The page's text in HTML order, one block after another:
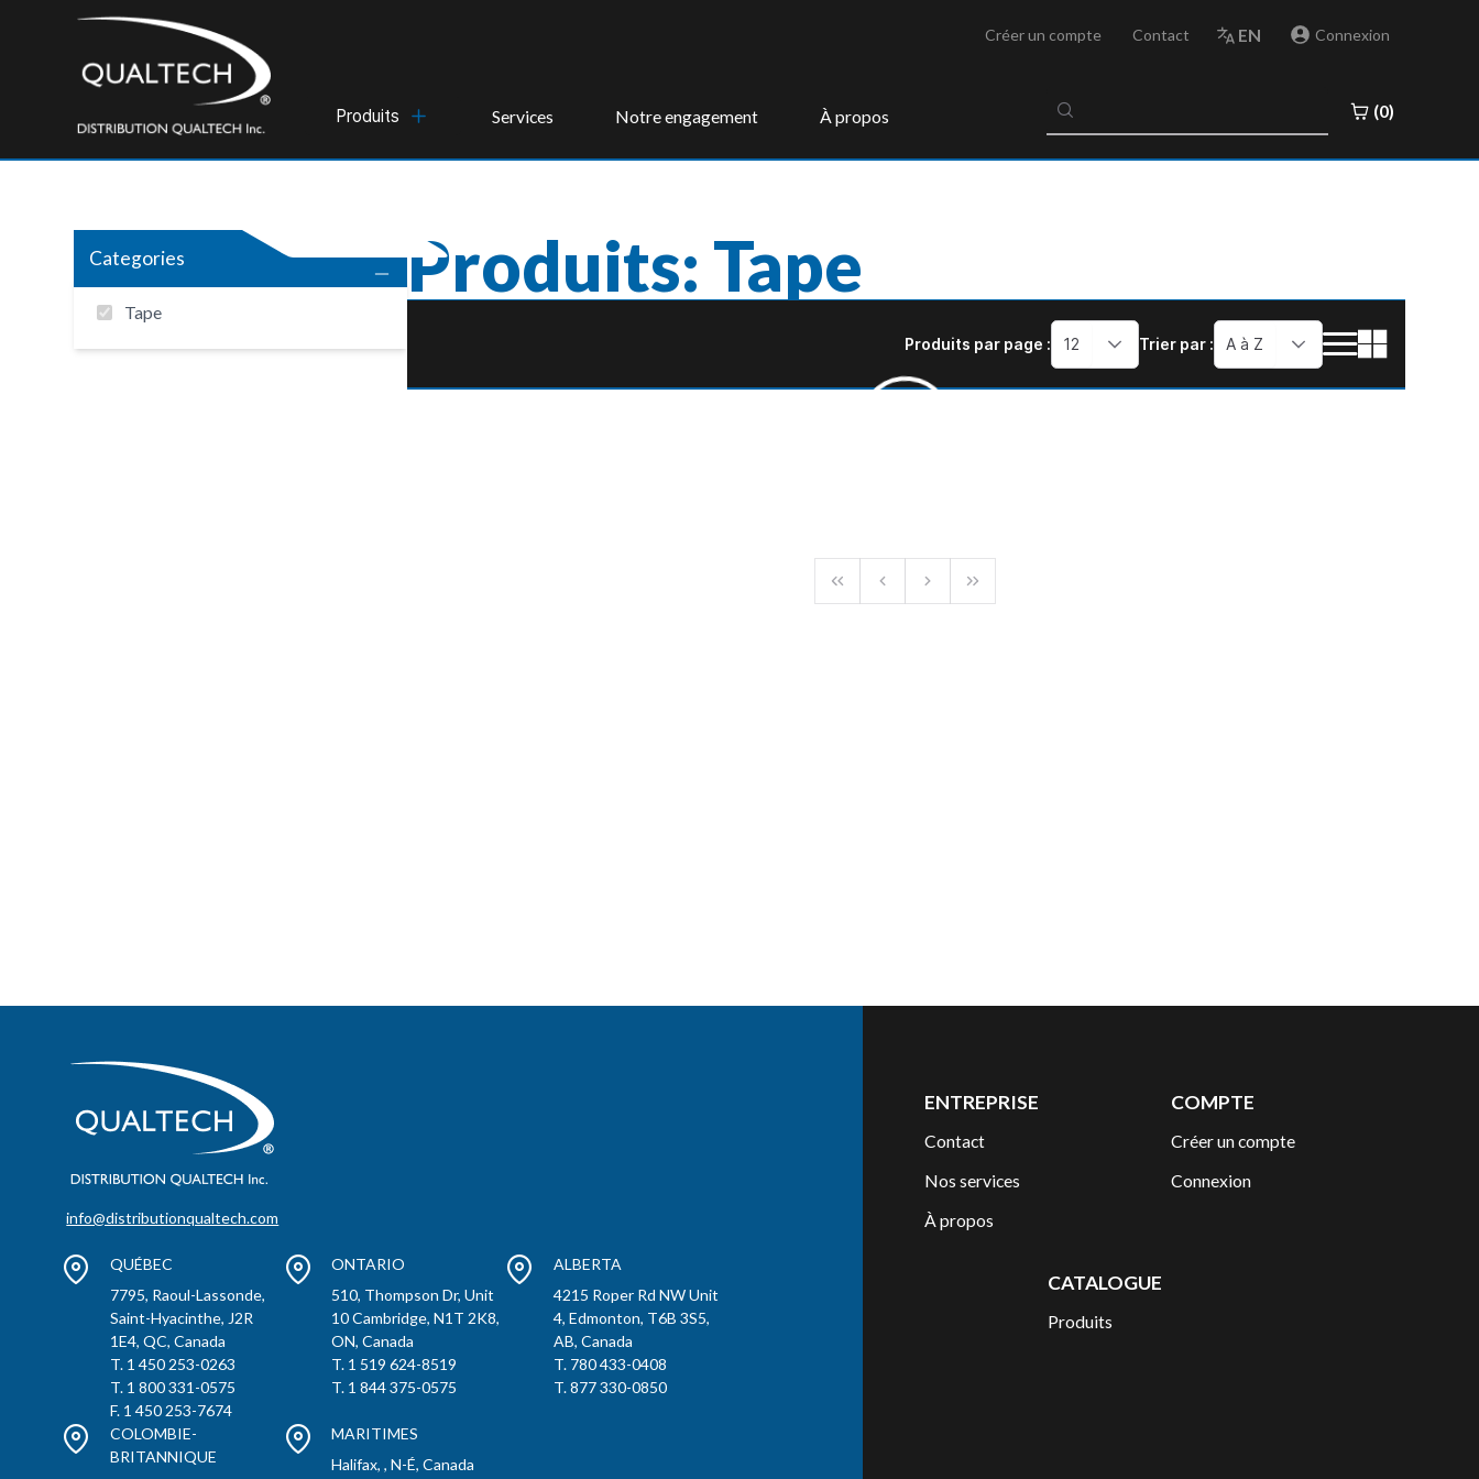
Créer un compte Contact EN Connexion
Produits Services Notre engagement À propos
results
(0)
Categories
Tape
Produits: Tape
Produits par page : 12 Trier par : A à Z
info@distributionqualtech.com
QUÉBEC
7795, Raoul-Lassonde,
Saint-Hyacinthe, J2R
1E4, QC, Canada
T. 1 450 253-0263
T. 1 800 331-0575
F. 1 450 253-7674
ONTARIO
510, Thompson Dr, Unit
10 Cambridge, N1T 2K8,
ON, Canada
T. 1 519 624-8519
T. 1 844 375-0575
ALBERTA
4215 Roper Rd NW Unit
4, Edmonton, T6B 3S5,
AB, Canada
T. 780 433-0408
T. 877 330-0850
COLOMBIE-
BRITANNIQUE
MARITIMES
Halifax, , N-É, Canada
ENTREPRISE
Contact
Nos services
À propos
COMPTE
Créer un compte
Connexion
CATALOGUE
Produits